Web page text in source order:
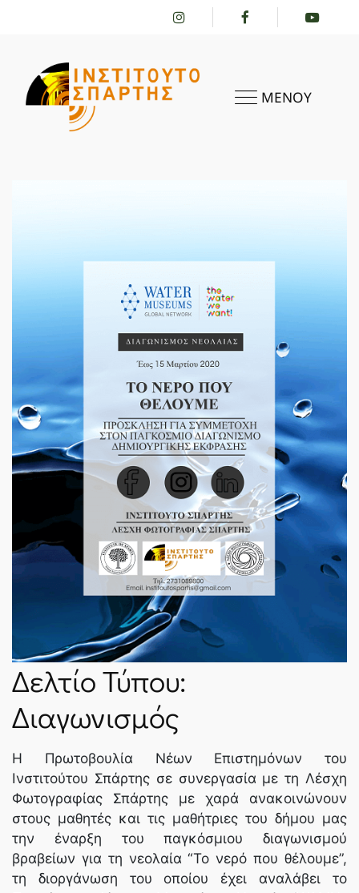
ΜΕΝΟΥ
ΔΡΑΣΤΗΡΙΌΤΗΤΕΣ
ΝΈΑ
SPARTANET
E-JOURNAL
Δελτίο Τύπου:
Διαγωνισμός
Η Πρωτοβουλία Νέων Επιστημόνων του
Ινστιτούτου Σπάρτης σε συνεργασία με τη Λέσχη
Φωτογραφίας Σπάρτης με χαρά ανακοινώνουν
στους μαθητές και τις μαθήτριες του δήμου μας
την έναρξη του παγκόσμιου διαγωνισμού
βραβείων για τη νεολαία “Το νερό που θέλουμε”,
τη διοργάνωση του οποίου έχει αναλάβει το